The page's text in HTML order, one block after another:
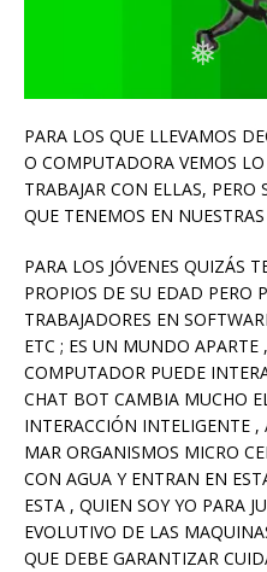
❅
❅
PARA LOS QUE LLEVAMOS
O COMPUTADORA VEMOS
TRABAJAR CON ELLAS,
QUE TENEMOS EN
PARA LOS JÓVENES QUIZÁS
PROPIOS DE SU EDAD PERO
TRABAJADORES EN
ETC ; ES UN MUNDO APARTE
COMPUTADOR PUEDE
CHAT BOT CAMBIA MUCHO
INTERACCIÓN INTELIGENTE
MAR ORGANISMOS MICRO
CON AGUA Y ENTRAN EN
ESTA , QUIEN SOY YO PARA
EVOLUTIVO DE LAS
QUE DEBE GARANTIZAR